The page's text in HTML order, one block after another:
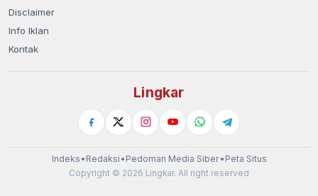
Disclaimer
Info Iklan
Kontak
Lingkar
Indeks • Redaksi • Pedoman Media Siber• Peta Situs
Copyright © 2026 Lingkar. All right reserved